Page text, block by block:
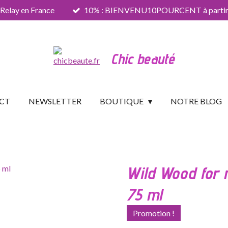
en France 10% : BIENVENU10POURCENT à
Chic beauté
NEWSLETTER BOUTIQUE NOTRE BLOG
Wild Wood for
75 ml
Promotion !